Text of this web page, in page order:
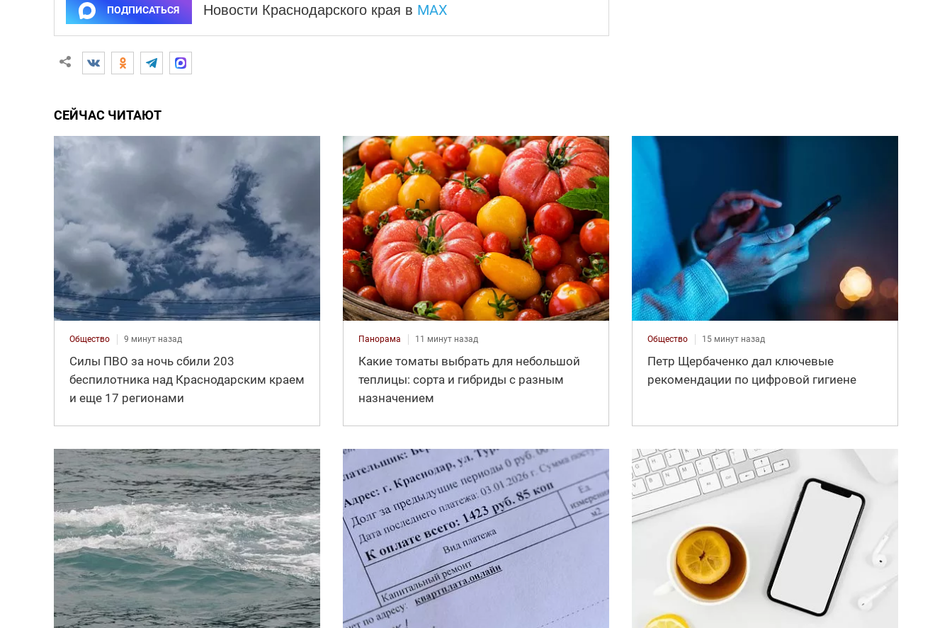
ПОДПИСАТЬСЯ Новости Краснодарского края в MAX
СЕЙЧАС ЧИТАЮТ
Общество 9 минут назад
Силы ПВО за ночь сбили 203
беспилотника над Краснодарским краем
и еще 17 регионами
Панорама 11 минут назад
Какие томаты выбрать для небольшой
теплицы: сорта и гибриды с разным
назначением
Общество 15 минут назад
Петр Щербаченко дал ключевые
рекомендации по цифровой гигиене